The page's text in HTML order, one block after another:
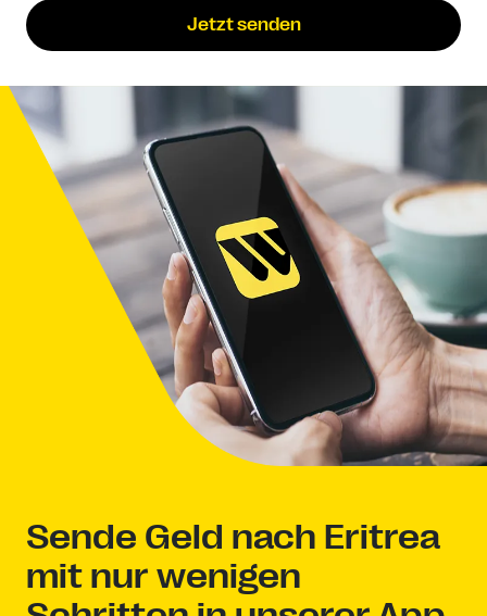
Jetzt senden
Sende Geld nach Eritrea
mit nur wenigen